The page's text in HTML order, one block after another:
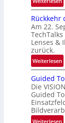
n
d
e
U
n
b
e
g
r
e
z
t
e
ö
Rückkehr
Am 22.
Lenses &
zurück.
Weiterlesen:
R
ü
c
k
k
e
Guided
Die
Guided
Weiterlesen: